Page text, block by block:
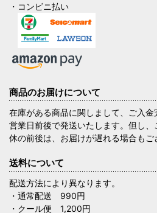
・コンビニ払い
商品のお届けについて
在庫がある商品に関しまして、ご入
営業日前後で発送いたします。但し
休の前後は、お届けが遅れる場合もご
送料について
配送方法により異なります。
・通常配送 990円
・クール便 1,200円